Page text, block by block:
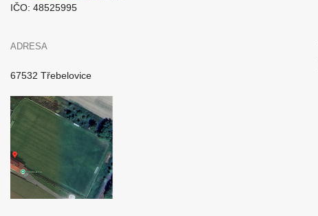
IČO: 48525995
ADRESA
67532 Třebelovice